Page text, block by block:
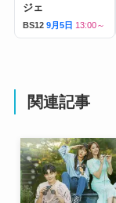
ジェ
BS12 9月5日 13:00～
関連記事